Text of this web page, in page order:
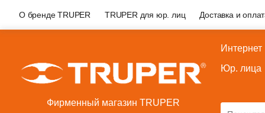
О бренде TRUPER TRUPER для юр. лиц Доставка и
Фирменный магазин TRUPER
Интернет
Юр. лица